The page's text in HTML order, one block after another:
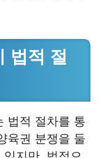
법적 절
법적 절차를 통
육권 분쟁을 둘